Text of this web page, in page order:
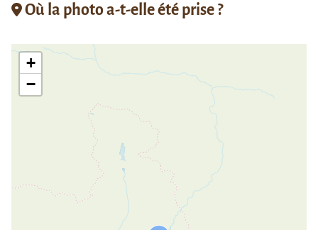
Où la photo a-t-elle été prise ?
+
−